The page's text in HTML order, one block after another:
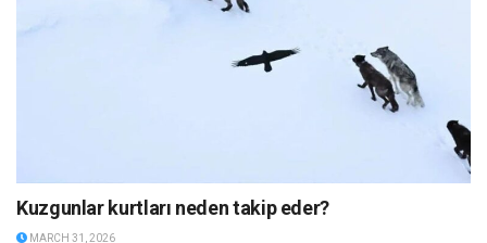
Kuzgunlar kurtları neden takip eder?
MARCH 31, 2026